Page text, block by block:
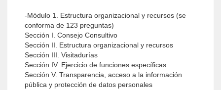
-Módulo 1. Estructura organizacional y recursos (se
conforma de 123 preguntas)
Sección I. Consejo Consultivo
Sección II. Estructura organizacional y recursos
Sección III. Visitadurías
Sección IV. Ejercicio de funciones específicas
Sección V. Transparencia, acceso a la información
pública y protección de datos personales